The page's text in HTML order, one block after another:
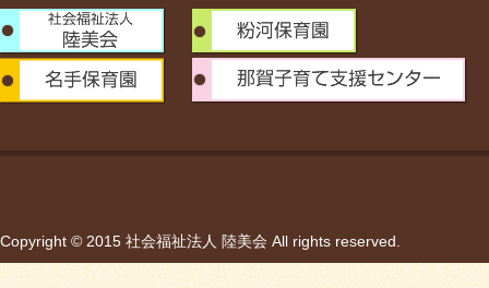
Copyright © 2015 社会福祉法人 陸美会 All rights reserved.